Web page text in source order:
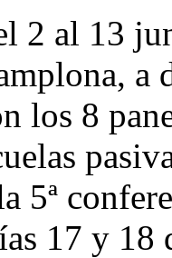
2 al 13
a
los 8
5ª
17 y 18